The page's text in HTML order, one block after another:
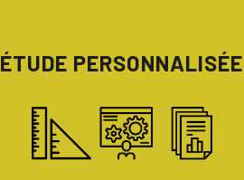
ÉTUDE PERSONNALISÉE